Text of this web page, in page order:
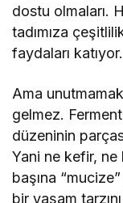
dostu olmaları.
tadımıza
faydaları katıyor.
Ama
gelmez.
düzeninin
Yani ne kefir,
başına
bir yaşam